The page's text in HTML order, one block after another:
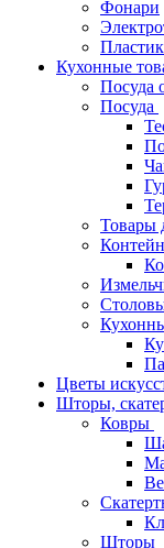
Фонари
Кухонные
Посуда
Посуда
Товары
Цветы
Шторы,
Ковры
Шторы